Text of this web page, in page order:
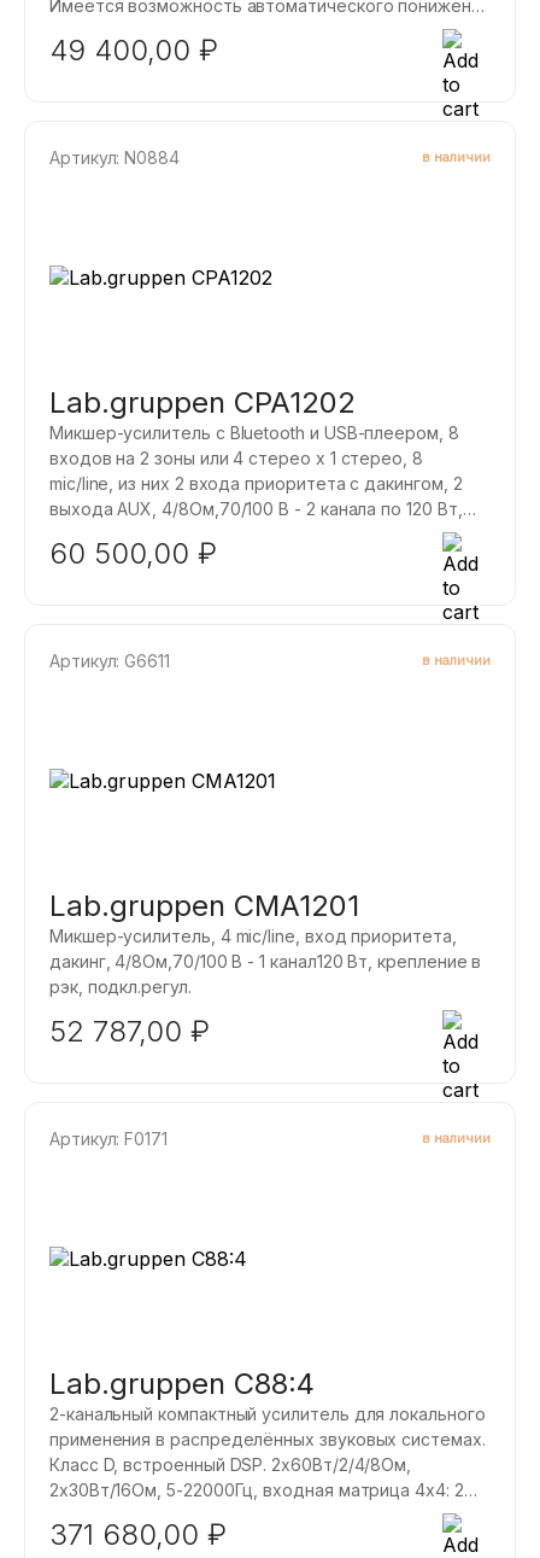
Имеется возможность автоматического понижения
громкости сигналов 2-4 каналов от микрофона 1
канала, а также от внешнего сигнала управления.
49 400,00 ₽
Артикул: N0884 в наличии
Lab.gruppen CPA1202
Микшер-усилитель с Bluetooth и USB-плеером, 8
входов на 2 зоны или 4 стерео x 1 стерео, 8
mic/line, из них 2 входа приоритета с дакингом, 2
выхода AUX, 4/8Ом,70/100 B - 2 канала по 120 Вт,
CPA2401 оснащен резиновыми ножками, что
позволяет разместить усилитель на столе, полке
60 500,00 ₽
Артикул: G6611 в наличии
Lab.gruppen CMA1201
Микшер-усилитель, 4 mic/line, вход приоритета,
дакинг, 4/8Ом,70/100 B - 1 канал120 Вт, крепление в
рэк, подкл.регул.
52 787,00 ₽
Артикул: F0171 в наличии
Lab.gruppen C88:4
2-канальный компактный усилитель для локального
применения в распределённых звуковых системах.
Класс D, встроенный DSP. 2х60Вт/2/4/8Ом,
2х30Вт/16Ом, 5-22000Гц, входная матрица 4х4: 2
371 680,00 ₽